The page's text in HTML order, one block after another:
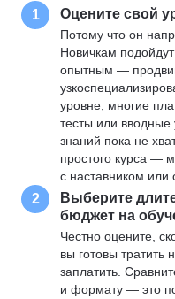
1 Оцените свой
Потому что он
Новичкам
опытным —
уровне, многие
тесты или вводные
знаний пока не
простого курса —
с наставником или
2
Выберите
бюджет на
Честно оцените,
вы готовы тратить
заплатить.
и формату — это